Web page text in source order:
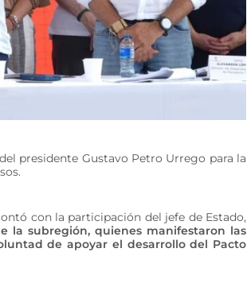
presidente Gustavo Petro Urrego para la
con la participación del jefe de Estado,
la subregión, quienes manifestaron las
de apoyar el desarrollo del Pacto